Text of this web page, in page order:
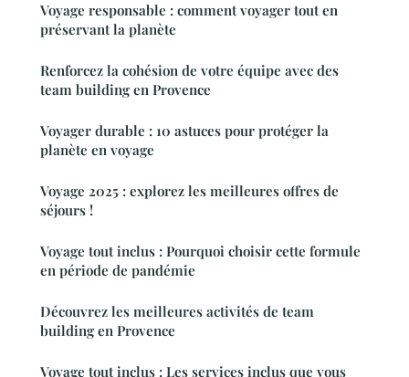
Voyage responsable : comment voyager tout en
préservant la planète
Renforcez la cohésion de votre équipe avec des
team building en Provence
Voyager durable : 10 astuces pour protéger la
planète en voyage
Voyage 2025 : explorez les meilleures offres de
séjours !
Voyage tout inclus : Pourquoi choisir cette formule
en période de pandémie
Découvrez les meilleures activités de team
building en Provence
Voyage tout inclus : Les services inclus que vous